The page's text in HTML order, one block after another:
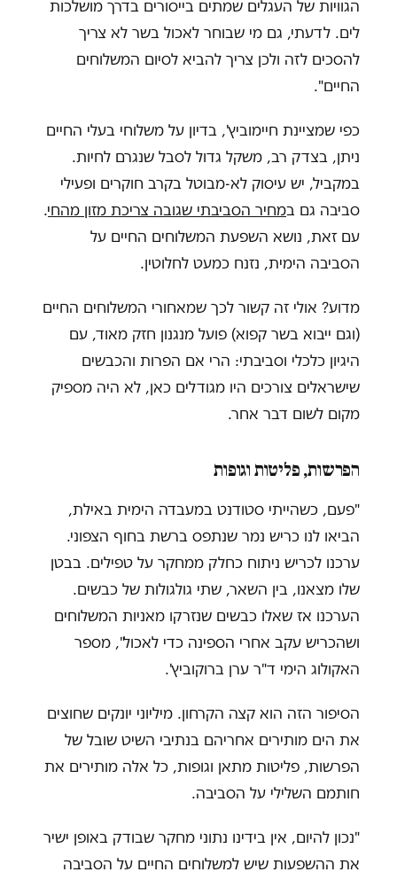
הגוויות של העגלים שמתים בייסורים בדרך מושלכות
לים. לדעתי, גם מי שבוחר לאכול בשר לא צריך
להסכים לזה ולכן צריך להביא לסיום המשלוחים
החיים".
כפי שמציינת חיימוביץ', בדיון על משלוחי בעלי החיים
ניתן, בצדק רב, משקל גדול לסבל שנגרם לחיות.
במקביל, יש עיסוק לא-מבוטל בקרב חוקרים ופעילי
סביבה גם במחיר הסביבתי שגובה צריכת מזון מהחי.
עם זאת, נושא השפעת המשלוחים החיים על
הסביבה הימית, נזנח כמעט לחלוטין.
מדוע? אולי זה קשור לכך שמאחורי המשלוחים החיים
(וגם ייבוא בשר קפוא) פועל מנגנון חזק מאוד, עם
היגיון כלכלי וסביבתי: הרי אם הפרות והכבשים
שישראלים צורכים היו מגודלים כאן, לא היה מספיק
מקום לשום דבר אחר.
הפרשות, פליטות וגופות
"פעם, כשהייתי סטודנט במעבדה הימית באילת,
הביאו לנו כריש נמר שנתפס ברשת בחוף הצפוני.
ערכנו לכריש ניתוח כחלק ממחקר על טפילים. בבטן
שלו מצאנו, בין השאר, שתי גולגולות של כבשים.
הערכנו אז שאלו כבשים שנזרקו מאניות המשלוחים
ושהכריש עקב אחרי הספינה כדי לאכול", מספר
האקולוג הימי ד"ר ערן ברוקוביץ'.
הסיפור הזה הוא קצה הקרחון. מיליוני יונקים שחוצים
את הים מותירים אחריהם בנתיבי השיט שובל של
הפרשות, פליטות מתאן וגופות, כל אלה מותירים את
חותמם השלילי על הסביבה.
"נכון להיום, אין בידינו נתוני מחקר שבודק באופן ישיר
את ההשפעות שיש למשלוחים החיים על הסביבה